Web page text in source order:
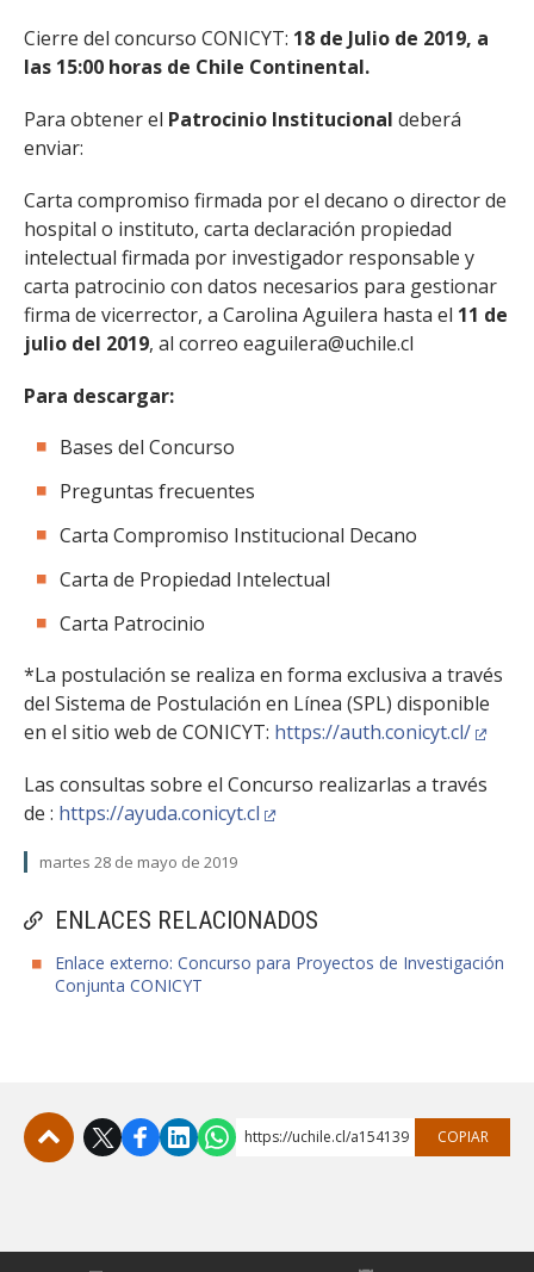
ENLACES RELACIONADOS
Enlace externo: Concurso para Proyectos de Investigación
Conjunta CONICYT
Cierre del concurso CONICYT: 18 de Julio de 2019, a
las 15:00 horas de Chile Continental.
Para obtener el Patrocinio Institucional deberá
enviar:
Carta compromiso firmada por el decano o director de
hospital o instituto, carta declaración propiedad
intelectual firmada por investigador responsable y
carta patrocinio con datos necesarios para gestionar
firma de vicerrector, a Carolina Aguilera hasta el 11 de
julio del 2019, al correo eaguilera@uchile.cl
Para descargar:
Bases del Concurso
Preguntas frecuentes
Carta Compromiso Institucional Decano
Carta de Propiedad Intelectual
Carta Patrocinio
*La postulación se realiza en forma exclusiva a través
del Sistema de Postulación en Línea (SPL) disponible
en el sitio web de CONICYT: https://auth.conicyt.cl/
Las consultas sobre el Concurso realizarlas a través
de : https://ayuda.conicyt.cl
martes 28 de mayo de 2019
https://uchile.cl/a154139 COPIAR